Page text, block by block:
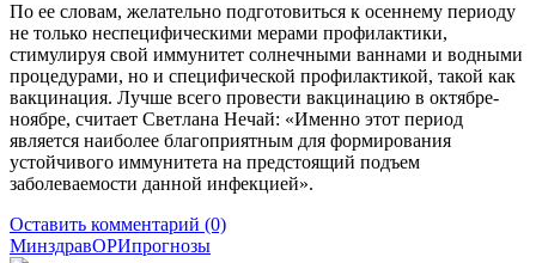
По ее словам, желательно подготовиться к осеннему периоду
не только неспецифическими мерами профилактики,
стимулируя свой иммунитет солнечными ваннами и водными
процедурами, но и специфической профилактикой, такой как
вакцинация. Лучше всего провести вакцинацию в октябре-
ноябре, считает Светлана Нечай: «Именно этот период
является наиболее благоприятным для формирования
устойчивого иммунитета на предстоящий подъем
заболеваемости данной инфекцией».
Оставить комментарий (0)
МинздравОРИпрогнозы